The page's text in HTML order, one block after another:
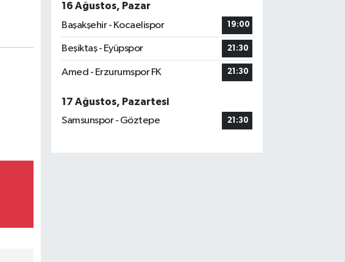
16 Ağustos, Pazar
Başakşehir - Kocaelispor
19:00
Beşiktaş - Eyüpspor 21:30
Amed - Erzurumspor FK 21:30
17 Ağustos, Pazartesi
Samsunspor - Göztepe
21:30